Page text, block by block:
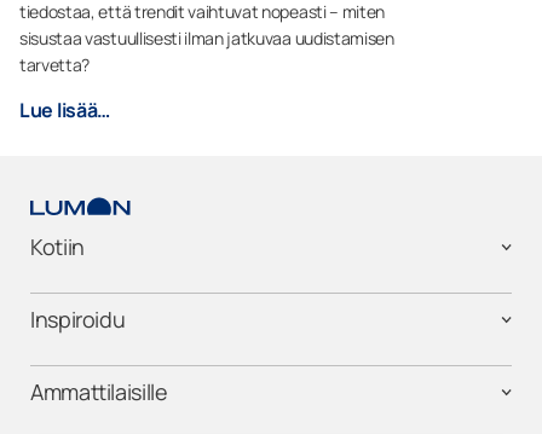
tiedostaa, että trendit vaihtuvat nopeasti – miten
sisustaa vastuullisesti ilman jatkuvaa uudistamisen
tarvetta?
Lue lisää…
Kotiin
Inspiroidu
Ammattilaisille